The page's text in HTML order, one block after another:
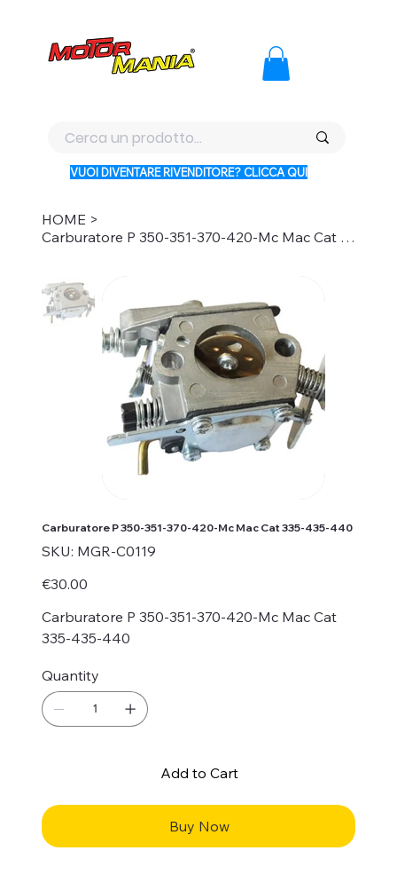
VUOI DIVENTARE RIVENDITORE? CLICCA QUI
HOME >
Carburatore P 350-351-370-420-Mc Mac Cat 335-435-440
Carburatore P 350-351-370-420-Mc Mac Cat 335-435-440
SKU: SKU
MGR-
MGR-C0119
Price
€30.00
Carburatore P 350-351-370-420-Mc Mac Cat
335-435-440
Quantity
Add to Cart
Buy Now